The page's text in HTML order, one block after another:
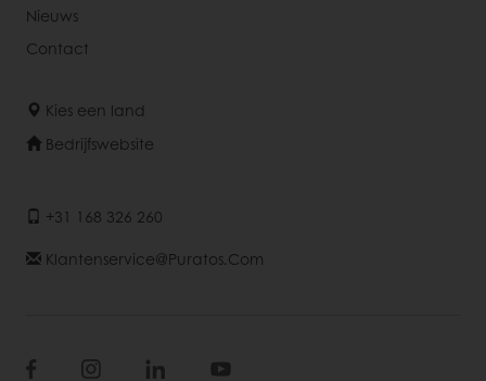
Nieuws
Contact
Kies een land
Bedrijfswebsite
+31 168 326 260
Klantenservice@puratos.com